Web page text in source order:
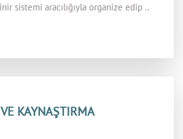
sistemi aracılığıyla organize edip ..
KAYNAŞTIRMA